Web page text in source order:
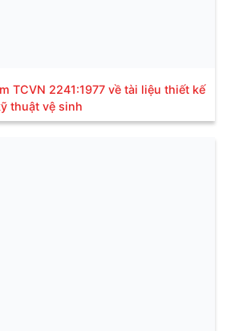
TCVN 2241:1977 về tài liệu thiết kế
thuật vệ sinh